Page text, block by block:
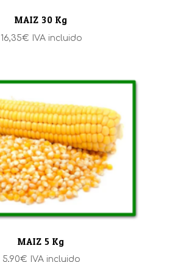
MAIZ 30 Kg
16,35€ IVA incluido
MAIZ 5 Kg
5,90€ IVA incluido